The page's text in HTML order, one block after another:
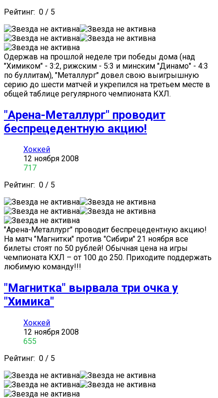
Рейтинг: 0 / 5
Одержав на прошлой неделе три победы дома (над
"Химиком" - 3:2, рижским - 5:3 и минским "Динамо" - 4:3
по буллитам), "Металлург" довел свою выигрышную
серию до шести матчей и укрепился на третьем месте в
общей таблице регулярного чемпионата КХЛ.
"Арена-Металлург" проводит
беспрецедентную акцию!
Хоккей
12 ноября 2008
717
Рейтинг: 0 / 5
"Арена-Металлург" проводит беспрецедентную акцию!
На матч "Магнитки" против "Сибири" 21 ноября все
билеты стоят по 50 рублей! Обычная цена на игры
чемпионата КХЛ – от 100 до 250. Приходите поддержать
любимую команду!!!
"Магнитка" вырвала три очка у
"Химика"
Хоккей
12 ноября 2008
655
Рейтинг: 0 / 5